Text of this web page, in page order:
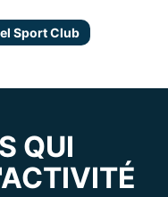
Sport Club
QUI